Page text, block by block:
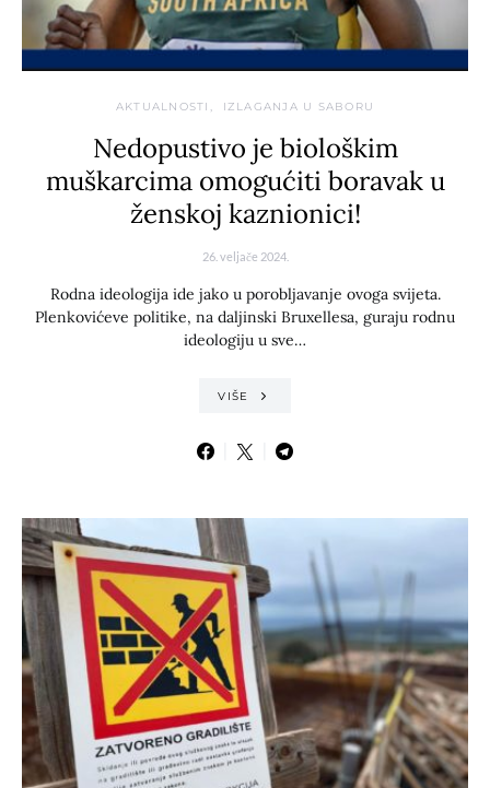
AKTUALNOSTI IZLAGANJA U SABORU
Nedopustivo je biološkim
muškarcima omogućiti boravak u
ženskoj kaznionici!
26. veljače 2024.
Rodna ideologija ide jako u porobljavanje ovoga svijeta.
Plenkovićeve politike, na daljinski Bruxellesa, guraju rodnu
ideologiju u sve…
VIŠE